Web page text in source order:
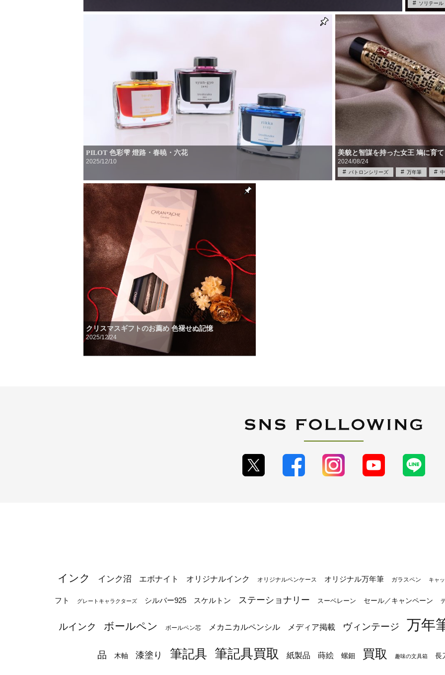
ソリテール
筆記具買取
PILOT 色彩雫 燈路・春暁・六花
2025/12/10
美貌と智謀を持った女王 鳩に育
2024/08/24
パトロンシリーズ 万年筆
クリスマスギフトのお薦め 色褪せぬ記憶
2025/12/24
インク インク沼 エボナイト オリジナルインク オリジナルペンケース オリジナル万年筆 ガラスペン キャ
フト グレートキャラクターズ シルバー925 スケルトン ステーショナリー スーベレーン セール／キャンペーン
ルインク ボールペン ボールペン芯 メカニカルペンシル メディア掲載 ヴィンテージ 万年
品 木軸 漆塗り 筆記具 筆記具買取 紙製品 蒔絵 螺鈿 買取 趣味の文具箱 長